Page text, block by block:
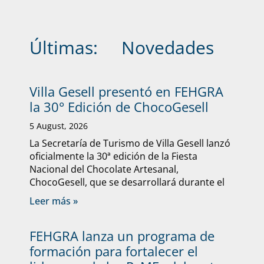
Últimas: Novedades
Villa Gesell presentó en FEHGRA
la 30° Edición de ChocoGesell
5 August, 2026
La Secretaría de Turismo de Villa Gesell lanzó
oficialmente la 30ª edición de la Fiesta
Nacional del Chocolate Artesanal,
ChocoGesell, que se desarrollará durante el
Leer más »
FEHGRA lanza un programa de
formación para fortalecer el